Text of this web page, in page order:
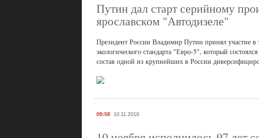
Путин дал старт серийному
ярославском "Автодизеле"
Президент России Владимир Путин принял участие в
экологического стандарта "Евро-5", который
состав одной из крупнейших в России
09:58 10.11.2016